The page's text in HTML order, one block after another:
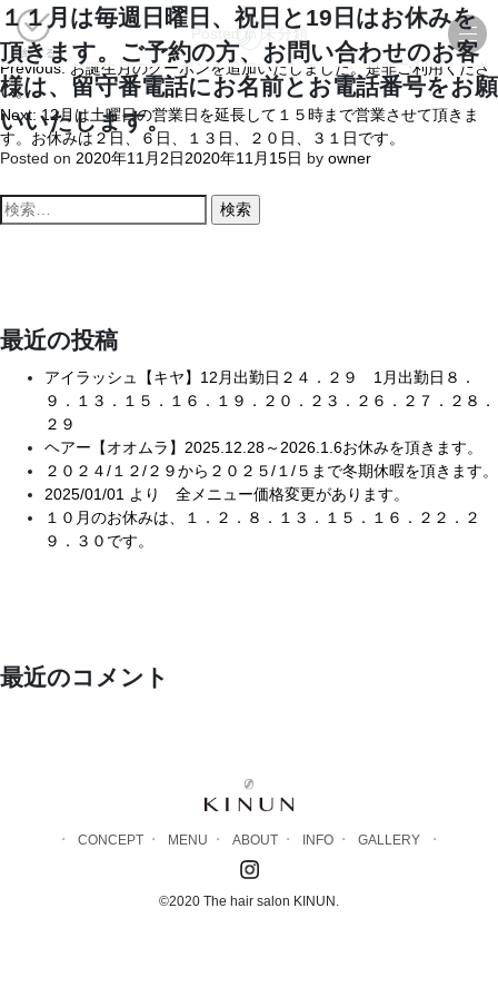
予約する
１１月は毎週日曜日、祝日と19日はお休みを
頂きます。ご予約の方、お問い合わせのお客
様は、留守番電話にお名前とお電話番号をお願
いいたします。
Posted on 2020年11月2日2020年11月15日 by owner
Posted in未分類
投
稿
ナ
ゲ
ン
Previous: お誕生月のクーポンを追加いたしました。是非ご利用くださ
い。
Next: 12月は土曜日の営業日を延長して１５時まで営業させて頂きま
す。お休みは２日、６日、１３日、２０日、３１日です。
検
索
最近の投稿
アイラッシュ【キヤ】12月出勤日２４．２９ 1月出勤日８．
９．１３．１５．１６．１９．２０．２３．２６．２７．２８．
２９
ヘアー【オオムラ】2025.12.28～2026.1.6お休みを頂きます。
２０２４/１２/２９から２０２５/１/５まで冬期休暇を頂きます。
2025/01/01 より 全メニュー価格変更があります。
１０月のお休みは、１．２．８．１３．１５．１６．２２．２
９．３０です。
最近のコメント
CONCEPT MENU ABOUT INFO GALLERY
©2020 The hair salon KINUN.